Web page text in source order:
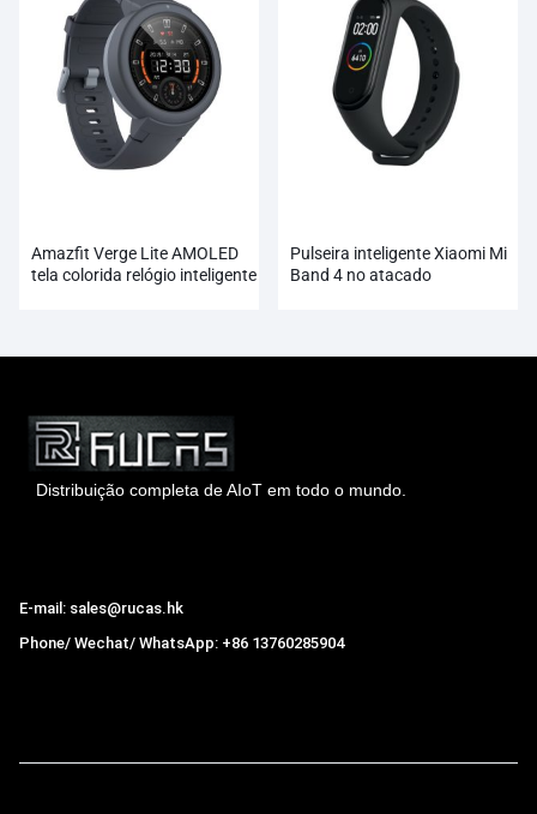
Amazfit Verge Lite AMOLED
tela colorida relógio inteligente
Pulseira inteligente Xiaomi Mi
Band 4 no atacado
Distribuição completa de AIoT em todo o mundo.
E-mail: sales@rucas.hk
Phone/ Wechat/ WhatsApp: +86 13760285904